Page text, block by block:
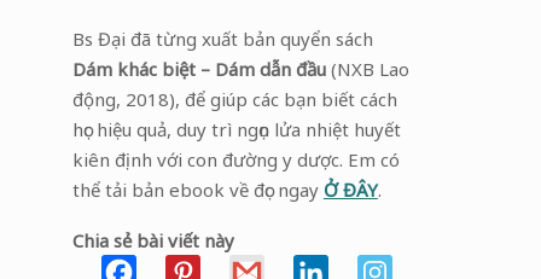
Bs Đại đã từng xuất bản quyển sách
Dám khác biệt – Dám dẫn đầu(NXB Lao
động, 2018), để giúp các bạn biết cách
học hiệu quả, duy trì ngọn lửa nhiệt huyết
kiên định với con đường y dược. Em có
thể tải bản ebook về đọc ngay Ở ĐÂY.
Chia sẻ bài viết này